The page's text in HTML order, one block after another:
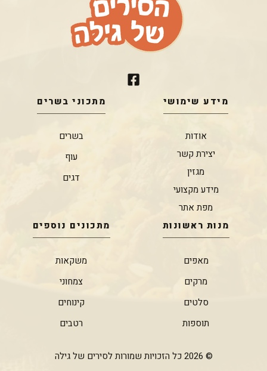
מידע שימושי
אודות
יצירת קשר
מגזין
מידע מקצועי
מפת אתר
מתכוני בשרים
בשרים
עוף
דגים
מנות ראשונות
מאפים
מרקים
סלטים
תוספות
מתכונים נוספים
משקאות
צמחוני
קינוחים
רטבים
© 2026 כל הזכויות שמורות לסירים של גילה